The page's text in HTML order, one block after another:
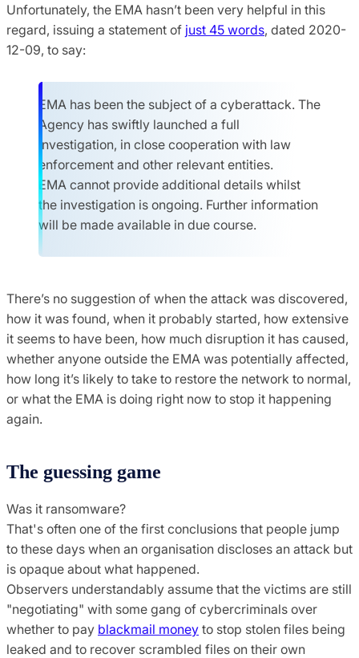
Unfortunately, the EMA hasn’t been very helpful in this
regard, issuing a statement of just 45 words, dated 2020-
12-09, to say:
EMA has been the subject of a cyberattack. The
Agency has swiftly launched a full
investigation, in close cooperation with law
enforcement and other relevant entities.
EMA cannot provide additional details whilst
the investigation is ongoing. Further information
will be made available in due course.
There’s no suggestion of when the attack was discovered,
how it was found, when it probably started, how extensive
it seems to have been, how much disruption it has caused,
whether anyone outside the EMA was potentially affected,
how long it’s likely to take to restore the network to normal,
or what the EMA is doing right now to stop it happening
again.
The guessing game
Was it ransomware?
That's often one of the first conclusions that people jump
to these days when an organisation discloses an attack but
is opaque about what happened.
Observers understandably assume that the victims are still
"negotiating" with some gang of cybercriminals over
whether to pay blackmail money to stop stolen files being
leaked and to recover scrambled files on their own